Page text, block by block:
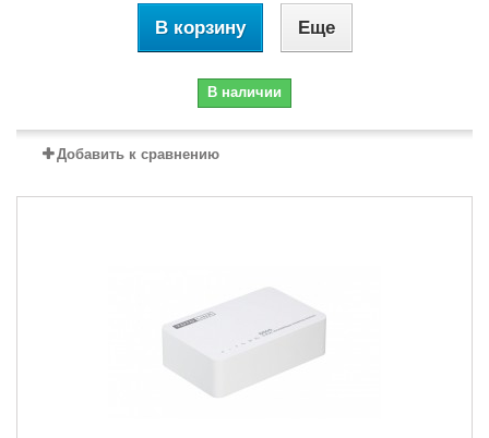
В корзину Еще
В наличии
Добавить к сравнению